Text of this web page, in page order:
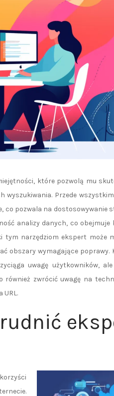
które pozwolą mu
wyszukiwania. Przede
co pozwala na dostosowywanie
analizy danych, co
tym narzędziom ekspert
obszary wymagające
uwagę użytkowników, ale
zwrócić uwagę na